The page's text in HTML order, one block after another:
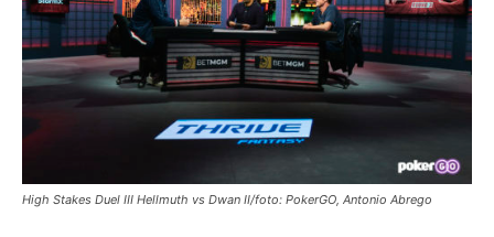
High Stakes Duel III Hellmuth vs Dwan II/foto: PokerGO, Antonio Abrego